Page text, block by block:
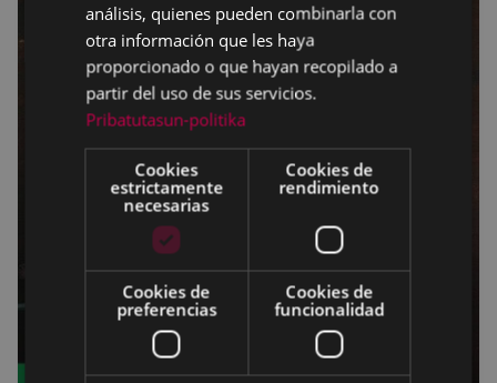
análisis, quienes pueden combinarla con
otra información que les haya
proporcionado o que hayan recopilado a
partir del uso de sus servicios.
Pribatutasun-politika
Cookies
estrictamente
necesarias
Cookies de
rendimiento
Cookies de
preferencias
Cookies de
funcionalidad